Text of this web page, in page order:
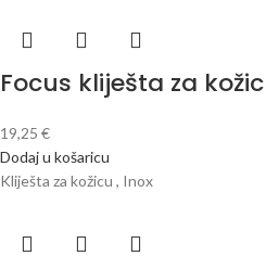
Focus kliješta za
19,25 €
Dodaj u košaricu
Kliješta za kožicu , Inox